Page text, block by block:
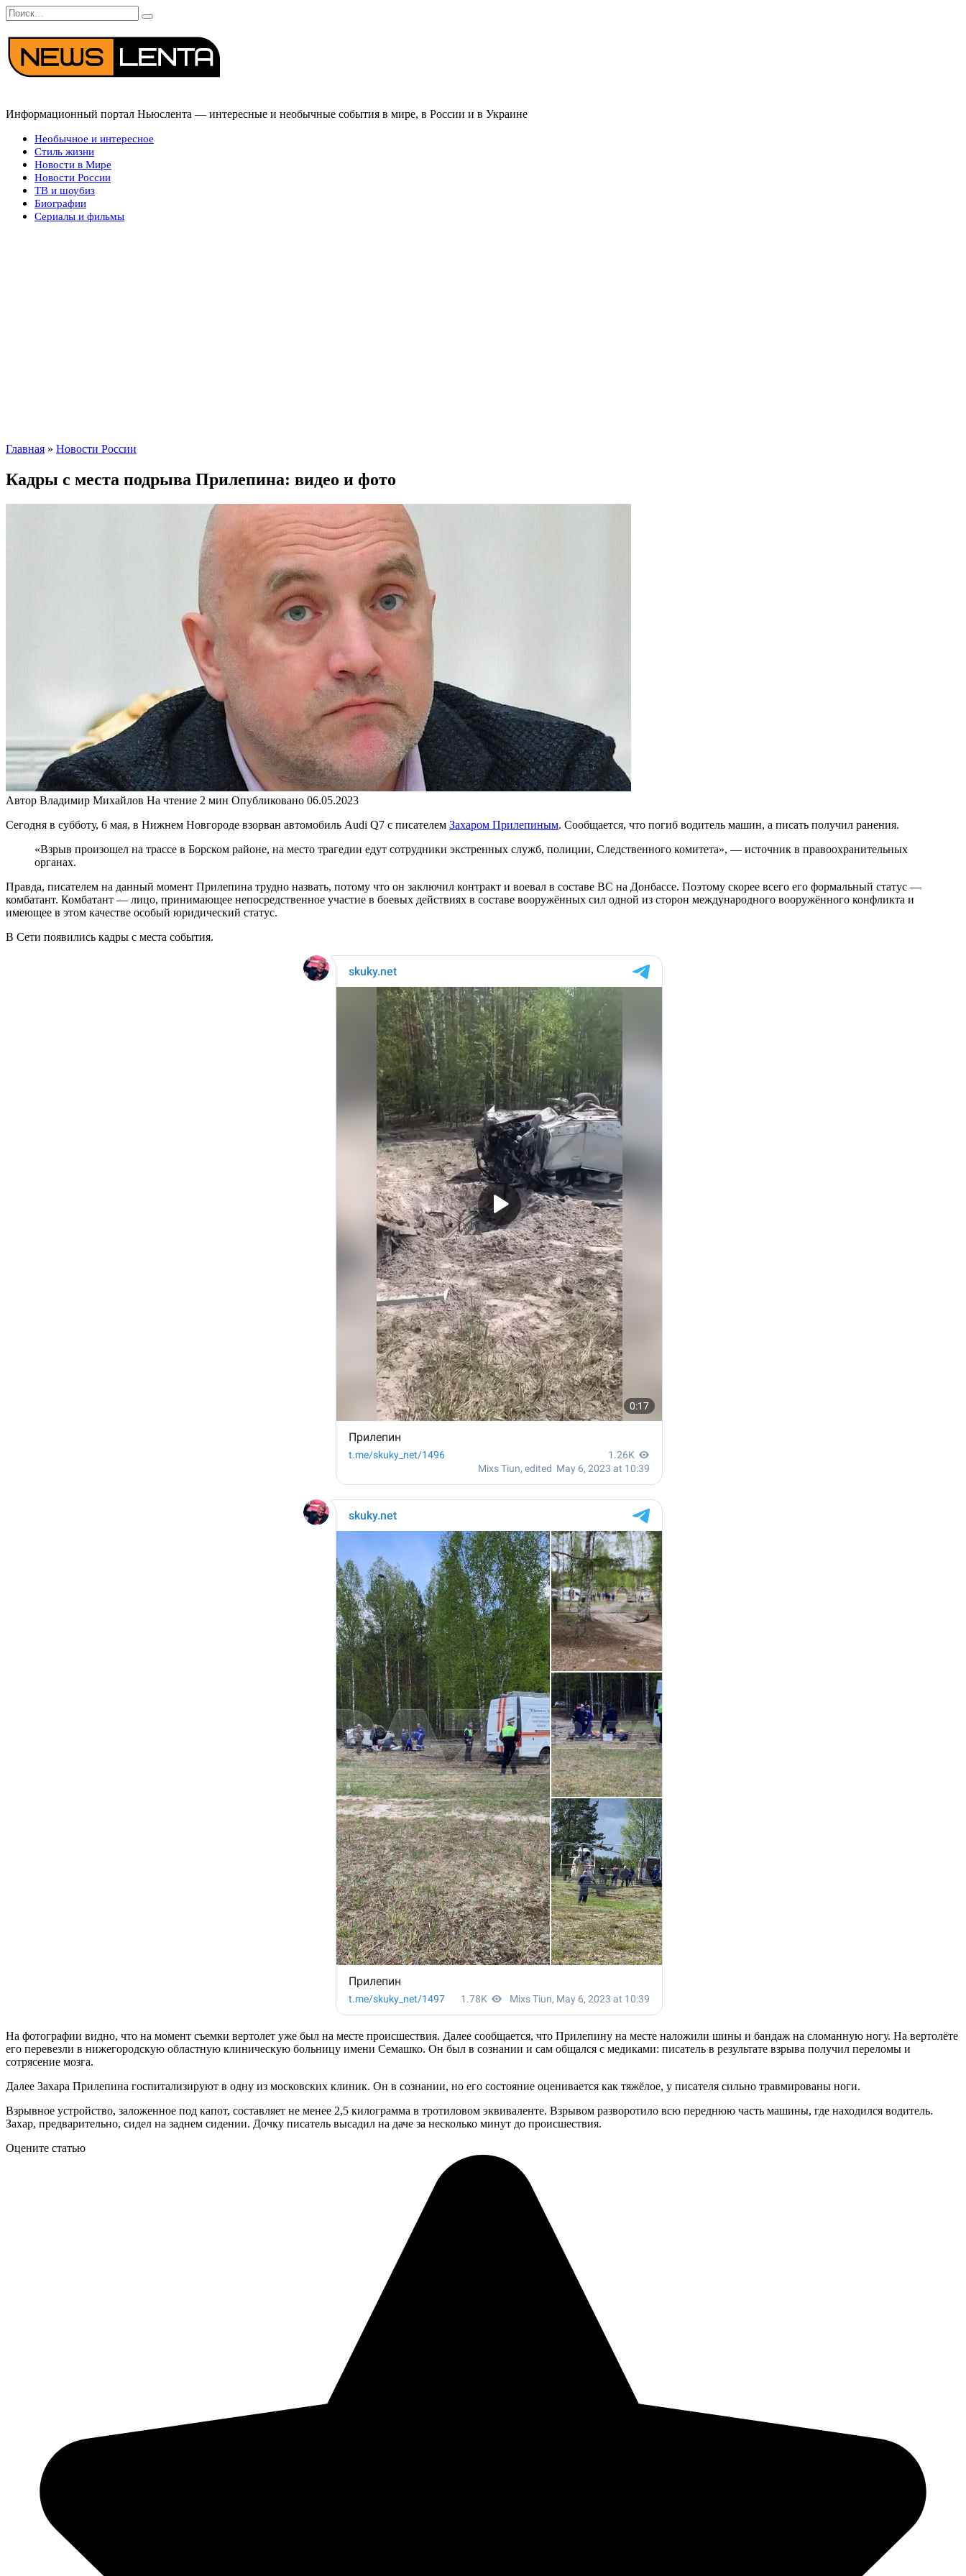
Перейти
к
содержанию
Search
for:
Информационный портал Ньюслента — интересные и необычные события в мире, в России и в Украине
Необычное и интересное
Стиль жизни
Новости в Мире
Новости России
ТВ и шоубиз
Биографии
Сериалы и фильмы
Главная » Новости России
Кадры с места подрыва Прилепина: видео и фото
Автор Владимир Михайлов На чтение 2 мин Опубликовано 06.05.2023
Сегодня в субботу, 6 мая, в Нижнем Новгороде взорван автомобиль Audi Q7 с писателем Захаром Прилепиным. Сообщается, что погиб водитель машин, а писать получил ранения.
«Взрыв произошел на трассе в Борском районе, на место трагедии едут сотрудники экстренных служб, полиции, Следственного комитета», — источник в правоохранительных
органах.
Правда, писателем на данный момент Прилепина трудно назвать, потому что он заключил контракт и воевал в составе ВС на Донбассе. Поэтому скорее всего его формальный статус —
комбатант. Комбатант — лицо, принимающее непосредственное участие в боевых действиях в составе вооружённых сил одной из сторон международного вооружённого конфликта и
имеющее в этом качестве особый юридический статус.
В Сети появились кадры с места события.
На фотографии видно, что на момент съемки вертолет уже был на месте происшествия. Далее сообщается, что Прилепину на месте наложили шины и бандаж на сломанную ногу. На вертолёте
его перевезли в нижегородскую областную клиническую больницу имени Семашко. Он был в сознании и сам общался с медиками: писатель в результате взрыва получил переломы и
сотрясение мозга.
Далее Захара Прилепина госпитализируют в одну из московских клиник. Он в сознании, но его состояние оценивается как тяжёлое, у писателя сильно травмированы ноги.
Взрывное устройство, заложенное под капот, составляет не менее 2,5 килограмма в тротиловом эквиваленте. Взрывом разворотило всю переднюю часть машины, где находился водитель.
Захар, предварительно, сидел на заднем сидении. Дочку писатель высадил на даче за несколько минут до происшествия.
Оцените статью